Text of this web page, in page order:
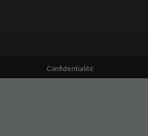
Confidentialité